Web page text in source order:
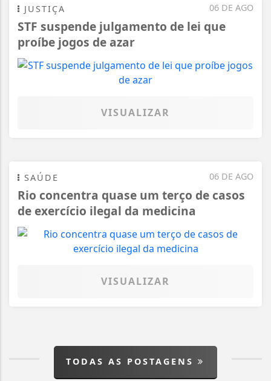
06 DE AGO
JUSTIÇA
STF suspende julgamento de lei que
proíbe jogos de azar
VISUALIZAR
06 DE AGO
SAÚDE
Rio concentra quase um terço de casos
de exercício ilegal da medicina
VISUALIZAR
TODAS AS POSTAGENS